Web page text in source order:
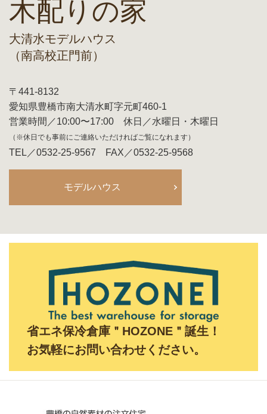
木配りの家
大清水モデルハウス
（南高校正門前）
〒441-8132
愛知県豊橋市南大清水町字元町460-1
営業時間／10:00〜17:00 休日／水曜日・木曜日
（※休日でも事前にご連絡いただければご覧になれます）
TEL／0532-25-9567 FAX／0532-25-9568
モデルハウス
省エネ保冷倉庫＂HOZONE＂誕生！
お気軽にお問い合わせください。